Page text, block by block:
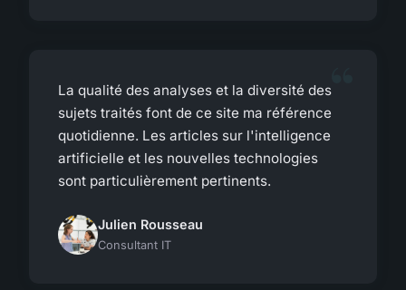
La qualité des analyses et la diversité des
sujets traités font de ce site ma référence
quotidienne. Les articles sur l'intelligence
artificielle et les nouvelles technologies
sont particulièrement pertinents.
Julien Rousseau
Consultant IT